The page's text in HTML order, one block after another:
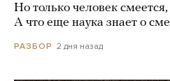
Но только человек
А что еще наука знает о
РАЗБОР 2 дня назад